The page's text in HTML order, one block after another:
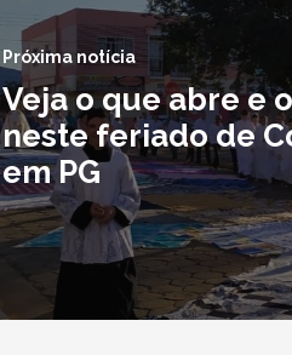
Próxima notícia
Veja o que abre e
neste feriado de
em PG